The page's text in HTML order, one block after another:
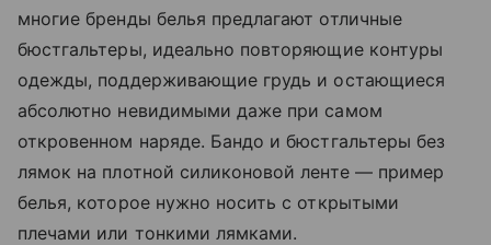
многие бренды белья предлагают отличные
бюстгальтеры, идеально повторяющие контуры
одежды, поддерживающие грудь и остающиеся
абсолютно невидимыми даже при самом
откровенном наряде. Бандо и бюстгальтеры без
лямок на плотной силиконовой ленте — пример
белья, которое нужно носить с открытыми
плечами или тонкими лямками.